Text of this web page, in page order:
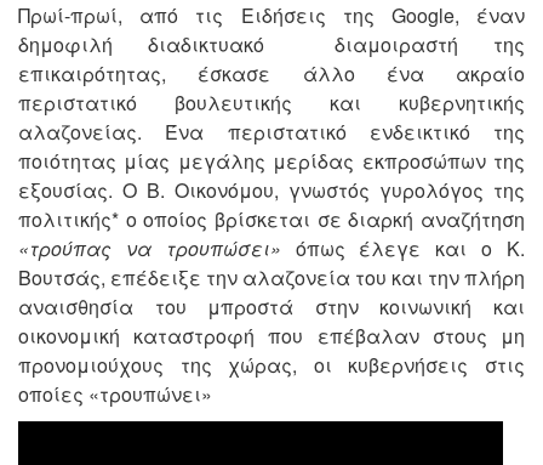
Πρωί-πρωί, από τις Ειδήσεις της Google, έναν
δημοφιλή διαδικτυακό διαμοιραστή της
επικαιρότητας, έσκασε άλλο ένα ακραίο
περιστατικό βουλευτικής και κυβερνητικής
αλαζονείας. Ένα περιστατικό ενδεικτικό της
ποιότητας μίας μεγάλης μερίδας εκπροσώπων της
εξουσίας. Ο Β. Οικονόμου, γνωστός γυρολόγος της
πολιτικής* ο οποίος βρίσκεται σε διαρκή αναζήτηση
«τρούπας να τρουπώσει» όπως έλεγε και ο Κ.
Βουτσάς, επέδειξε την αλαζονεία του και την πλήρη
αναισθησία του μπροστά στην κοινωνική και
οικονομική καταστροφή που επέβαλαν στους μη
προνομιούχους της χώρας, οι κυβερνήσεις στις
οποίες «τρουπώνει»